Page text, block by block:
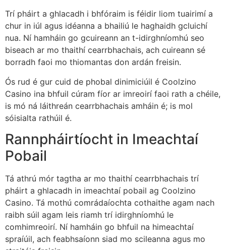
Trí pháirt a ghlacadh i bhfóraim is féidir liom tuairimí a
chur in iúl agus idéanna a bhailiú le haghaidh gcluichí
nua. Ní hamháin go gcuireann an t-idirghníomhú seo
biseach ar mo thaithí cearrbhachais, ach cuireann sé
borradh faoi mo thiomantas don ardán freisin.
Ós rud é gur cuid de phobal dinimiciúil é Coolzino
Casino ina bhfuil cúram fíor ar imreoirí faoi rath a chéile,
is mó ná láithreán cearrbhachais amháin é; is mol
sóisialta rathúil é.
Rannpháirtíocht in Imeachtaí
Pobail
Tá athrú mór tagtha ar mo thaithí cearrbhachais trí
pháirt a ghlacadh in imeachtaí pobail ag Coolzino
Casino. Tá mothú comrádaíochta cothaithe agam nach
raibh súil agam leis riamh trí idirghníomhú le
comhimreoirí. Ní hamháin go bhfuil na himeachtaí
spraíúil, ach feabhsaíonn siad mo scileanna agus mo